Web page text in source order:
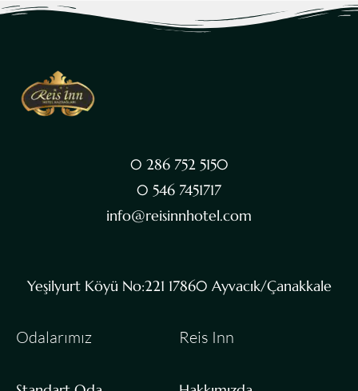
0 286 752 5150
0 546 7451717
info@reisinnhotel.com
Yeşilyurt Köyü No:221 17860 Ayvacık/Çanakkale
Odalarımız Reis Inn